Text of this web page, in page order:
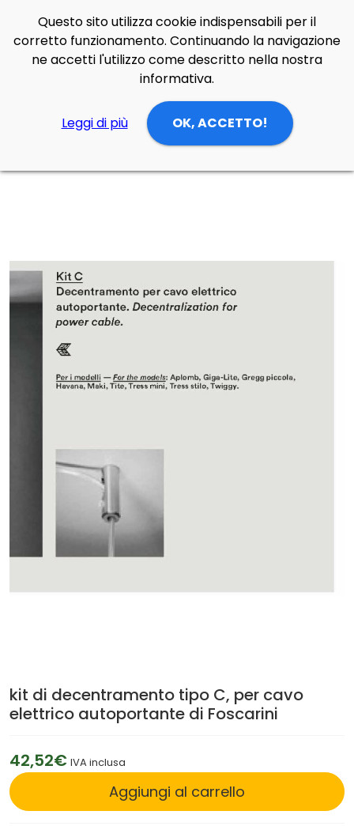
Side Navigation CercaContatti
Login
Prodotti Accessori
kit di decentramento
kit di decentramento tipo C, per cavo elettrico autoportante di Foscarini
kit di decentramento tipo C, per cavo
elettrico autoportante di Foscarini
42,52€ IVA inclusa
Aggiungi al carrello
Questo sito utilizza cookie indispensabili per il
corretto funzionamento. Continuando la navigazione
ne accetti l'utilizzo come descritto nella nostra
informativa.
Leggi di più OK, ACCETTO!